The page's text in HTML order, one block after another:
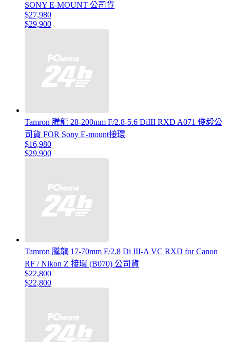
SONY E-MOUNT 公司貨
$27,980
$29,900
Tamron 騰龍 28-200mm F/2.8-5.6 DiIII RXD A071 俊毅公
司貨 FOR Sony E-mount接環
$16,980
$29,900
Tamron 騰龍 17-70mm F/2.8 Di III-A VC RXD for Canon
RF / Nikon Z 接環 (B070) 公司貨
$22,800
$22,800